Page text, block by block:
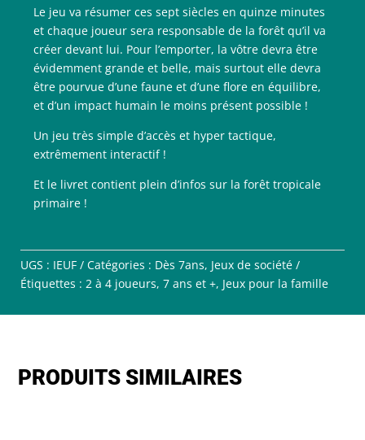
Le jeu va résumer ces sept siècles en quinze minutes
et chaque joueur sera responsable de la forêt qu’il va
créer devant lui. Pour l’emporter, la vôtre devra être
évidemment grande et belle, mais surtout elle devra
être pourvue d’une faune et d’une flore en équilibre,
et d’un impact humain le moins présent possible !
Un jeu très simple d’accès et hyper tactique,
extrêmement interactif !
Et le livret contient plein d’infos sur la forêt tropicale
primaire !
UGS : IEUF Catégories : Dès 7ans, Jeux de société
Étiquettes : 2 à 4 joueurs, 7 ans et +, Jeux pour la famille
PRODUITS SIMILAIRES